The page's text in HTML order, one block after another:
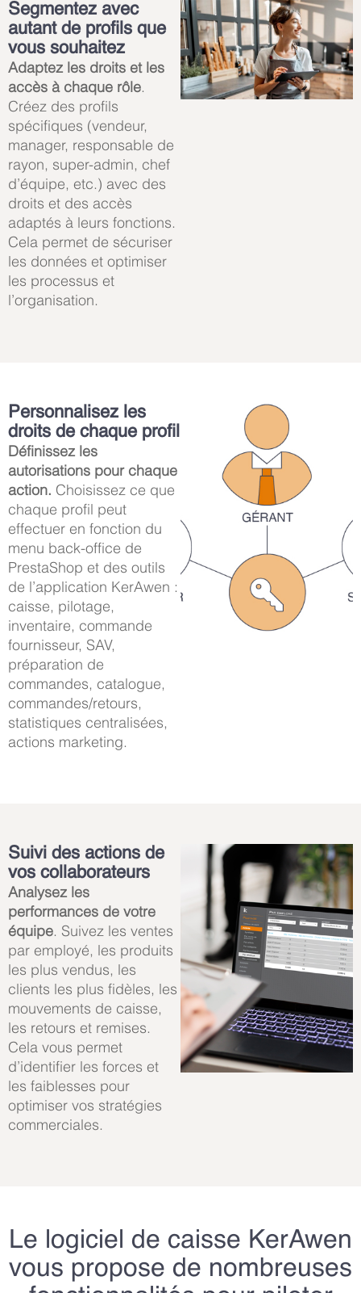
Segmentez avec
autant de profils que
vous souhaitez
Adaptez les droits et les
accès à chaque rôle.
Créez des profils
spécifiques (vendeur,
manager, responsable de
rayon, super-admin, chef
d’équipe, etc.) avec des
droits et des accès
adaptés à leurs fonctions.
Cela permet de sécuriser
les données et optimiser
les processus et
l’organisation.
Personnalisez les
droits de chaque profil
Définissez les
autorisations pour chaque
action. Choisissez ce que
chaque profil peut
effectuer en fonction du
menu back-office de
PrestaShop et des outils
de l’application KerAwen :
caisse, pilotage,
inventaire, commande
fournisseur, SAV,
préparation de
commandes, catalogue,
commandes/retours,
statistiques centralisées,
actions marketing.
Suivi des actions de
vos collaborateurs
Analysez les
performances de votre
équipe. Suivez les ventes
par employé, les produits
les plus vendus, les
clients les plus fidèles, les
mouvements de caisse,
les retours et remises.
Cela vous permet
d’identifier les forces et
les faiblesses pour
optimiser vos stratégies
commerciales.
Le logiciel de caisse KerAwen
vous propose de nombreuses